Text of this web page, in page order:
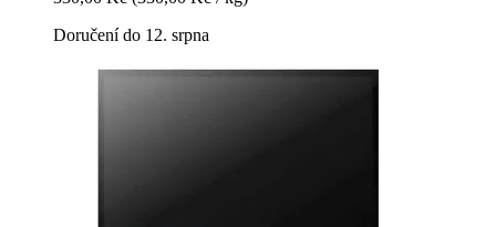
Doručení do 12. srpna